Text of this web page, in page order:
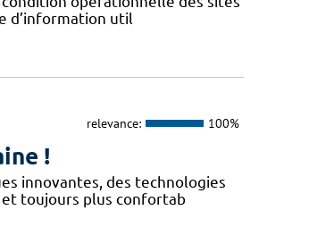
d’information util
relevance: 100%
!
innovantes, des technologies
toujours plus confortab